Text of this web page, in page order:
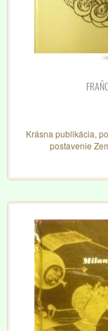
Krásna publikácia,
postavenie